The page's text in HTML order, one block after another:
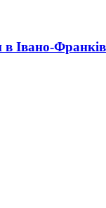
Івано-